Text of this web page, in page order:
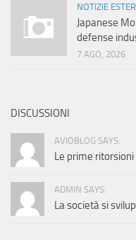
NOTIZIE
Japanese
defense
7 AGO, 2026
DISCUSSIONI
AVIOBLOG SAYS:
Le prime ritorsioni
ADMIN SAYS:
La società si